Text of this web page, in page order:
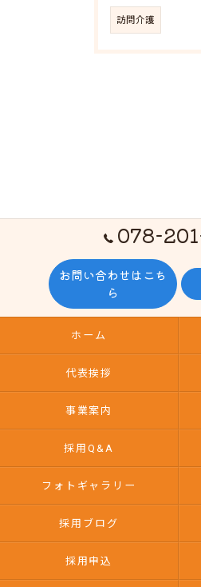
訪問介護
078-
お問い合わせはこち
ら
ホーム
代表挨拶
事業案内
採用Q&A
フォトギャラリー
採用ブログ
採用申込